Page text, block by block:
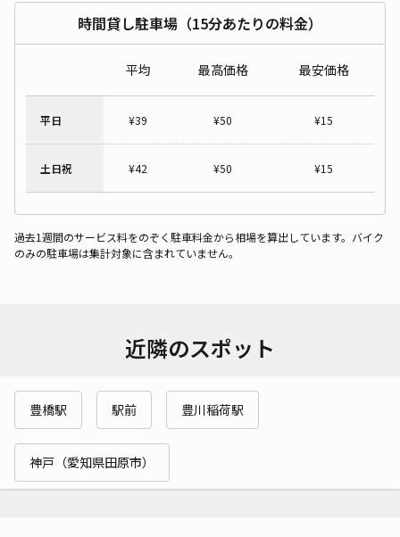
時間貸し駐車場（15分あたりの料金）
平均 最高価格 最安価格
平日 ¥39 ¥50 ¥15
土日祝 ¥42 ¥50 ¥15
過去1週間のサービス料をのぞく駐車料金から相場を算出しています。バイク
のみの駐車場は集計対象に含まれていません。
近隣のスポット
豊橋駅 駅前 豊川稲荷駅
神戸（愛知県田原市）